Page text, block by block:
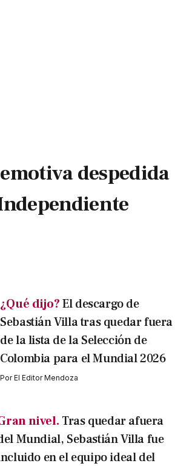
despedida
¿Qué dijo?El descargo de
Sebastián Villa tras quedar fuera
de la lista de la Selección de
Colombia para el Mundial 2026
PorEl Editor Mendoza
nivel. Tras quedar afuera
Mundial, Sebastián Villa fue
en el equipo ideal del